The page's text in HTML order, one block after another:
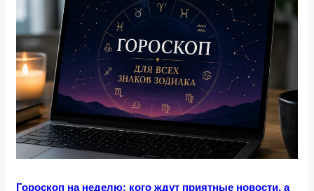
Гороскоп на неделю: кого ждут приятные новости, а